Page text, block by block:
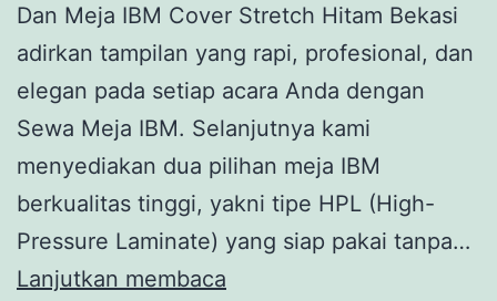
Dan Meja IBM Cover Stretch Hitam Bekasi
adirkan tampilan yang rapi, profesional, dan
elegan pada setiap acara Anda dengan
Sewa Meja IBM. Selanjutnya kami
menyediakan dua pilihan meja IBM
berkualitas tinggi, yakni tipe HPL (High-
Pressure Laminate) yang siap pakai tanpa…
Lanjutkan membaca